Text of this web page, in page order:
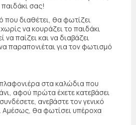
σας!
που διαθέτει, θα φωτίζει
να κουράζει το παιδάκι
να παίζει και να διαβάζει
παραπονιέται για τον φωτισμό
στα καλώδια που
αφού πρώτα έχετε κατεβάσει
ανεβάστε τον γενικό
Αμέσως, θα φωτίσει υπέροχα